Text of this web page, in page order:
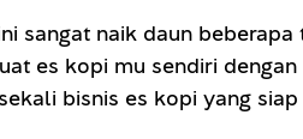
sangat naik daun
es kopi mu sendiri
bisnis es kopi yang